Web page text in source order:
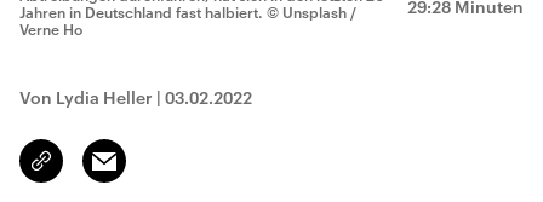
29:28 Minuten
Jahren in Deutschland fast halbiert. © Unsplash /
Verne Ho
Von Lydia Heller | 03.02.2022
Link
kopieren/teilen
Email